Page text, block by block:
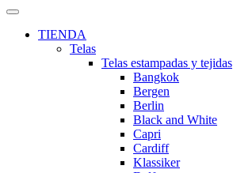
TIENDA
Telas
Telas estampadas y tejidas
Bangkok
Bergen
Berlin
Black and White
Capri
Cardiff
Klassiker